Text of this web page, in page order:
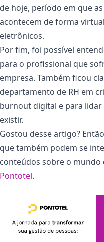
de hoje, período em que
acontecem de forma
eletrônicos.
Por fim, foi possível
para o profissional que
empresa. Também ficou
departamento de RH em
burnout digital e para
existir.
Gostou desse artigo?
que também podem se
conteúdos sobre o mundo
Pontotel.